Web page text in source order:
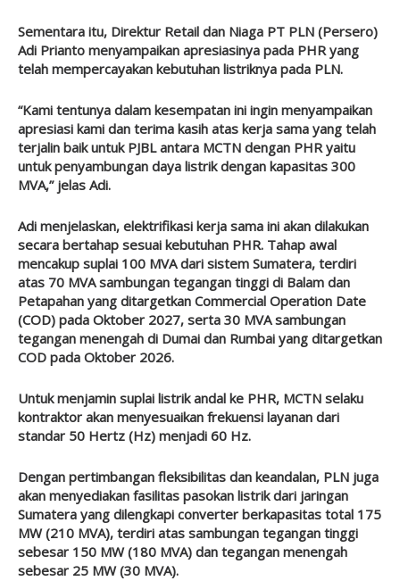
Sementara itu, Direktur Retail dan Niaga PT PLN (Persero)
Adi Prianto menyampaikan apresiasinya pada PHR yang
telah mempercayakan kebutuhan listriknya pada PLN.
“Kami tentunya dalam kesempatan ini ingin menyampaikan
apresiasi kami dan terima kasih atas kerja sama yang telah
terjalin baik untuk PJBL antara MCTN dengan PHR yaitu
untuk penyambungan daya listrik dengan kapasitas 300
MVA,” jelas Adi.
Adi menjelaskan, elektrifikasi kerja sama ini akan dilakukan
secara bertahap sesuai kebutuhan PHR. Tahap awal
mencakup suplai 100 MVA dari sistem Sumatera, terdiri
atas 70 MVA sambungan tegangan tinggi di Balam dan
Petapahan yang ditargetkan Commercial Operation Date
(COD) pada Oktober 2027, serta 30 MVA sambungan
tegangan menengah di Dumai dan Rumbai yang ditargetkan
COD pada Oktober 2026.
Untuk menjamin suplai listrik andal ke PHR, MCTN selaku
kontraktor akan menyesuaikan frekuensi layanan dari
standar 50 Hertz (Hz) menjadi 60 Hz.
Dengan pertimbangan fleksibilitas dan keandalan, PLN juga
akan menyediakan fasilitas pasokan listrik dari jaringan
Sumatera yang dilengkapi converter berkapasitas total 175
MW (210 MVA), terdiri atas sambungan tegangan tinggi
sebesar 150 MW (180 MVA) dan tegangan menengah
sebesar 25 MW (30 MVA).